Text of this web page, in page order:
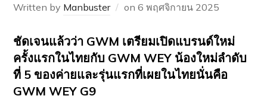
Written by Manbuster on6 พฤศจิกายน 2025
ชัดเจนแล้วว่า GWM เตรียมเปิดแบรนด์ใหม่
ครั้งแรกในไทยกับ GWM WEY น้องใหม่ลำดับ
ที่ 5 ของค่ายและรุ่นแรกที่เผยในไทยนั่นคือ
GWM WEY G9